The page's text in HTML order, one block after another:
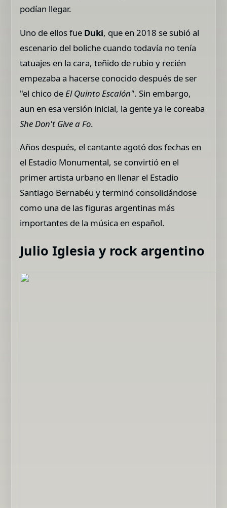
podían llegar.
Uno de ellos fue Duki, que en 2018 se subió al
escenario del boliche cuando todavía no tenía
tatuajes en la cara, teñido de rubio y recién
empezaba a hacerse conocido después de ser
"el chico deEl Quinto Escalón". Sin embargo,
aun en esa versión inicial, la gente ya le coreaba
She Don't Give a Fo.
Años después, el cantante agotó dos fechas en
el Estadio Monumental, se convirtió en el
primer artista urbano en llenar el Estadio
Santiago Bernabéu y terminó consolidándose
como una de las figuras argentinas más
importantes de la música en español.
Julio Iglesia y rock argentino